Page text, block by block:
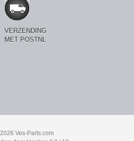
VERZENDING
MET POSTNL
Ves-Parts.com